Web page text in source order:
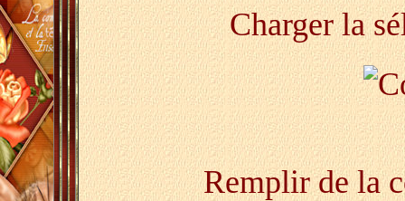
Charger la
Remplir de la